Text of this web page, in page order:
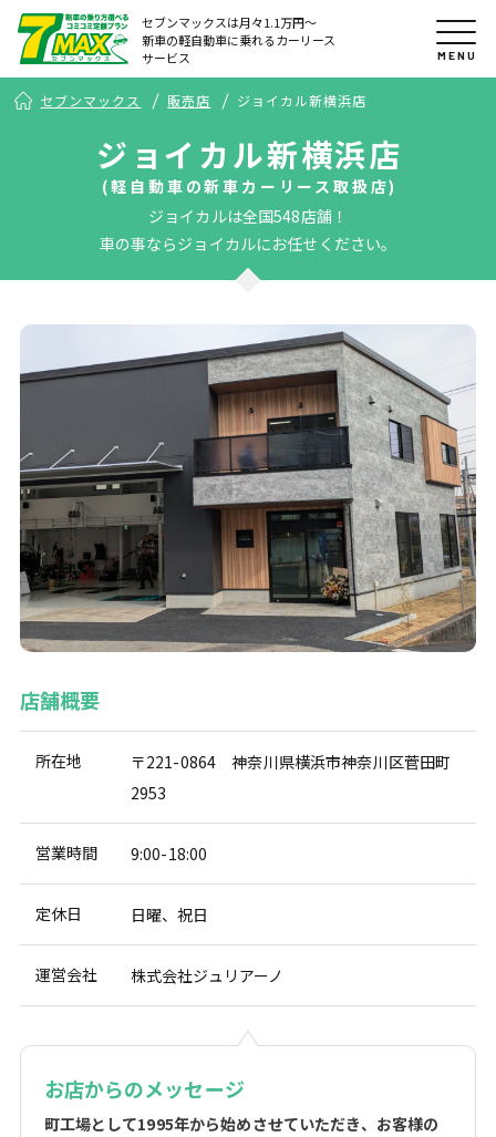
セブンマックスは月々1.1万円〜
新車の軽自動車に乗れるカーリース
サービス
MENU
セブンマックス 販売店 ジョイカル新横浜店
ジョイカル新横浜店
(軽自動車の新車カーリース取扱店)
ジョイカルは全国548店舗！
車の事ならジョイカルにお任せください。
店舗概要
所在地
〒221-0864 神奈川県横浜市神奈川区菅田町
2953
営業時間 9:00-18:00
定休日 日曜、祝日
運営会社 株式会社ジュリアーノ
お店からのメッセージ
町工場として1995年から始めさせていただき、お客様の